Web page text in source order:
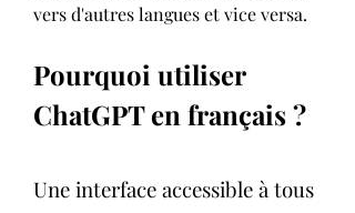
vers d'autres langues et vice versa.
Pourquoi utiliser
ChatGPT en français ?
Une interface accessible à tous